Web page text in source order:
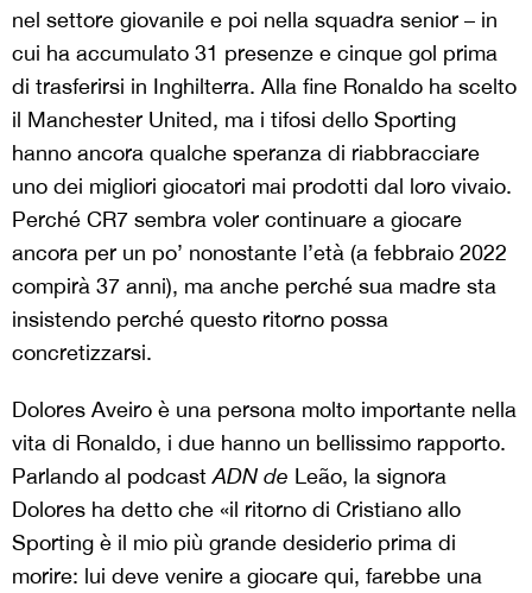
nel settore giovanile e poi nella squadra senior – in
cui ha accumulato 31 presenze e cinque gol prima
di trasferirsi in Inghilterra. Alla fine Ronaldo ha scelto
il Manchester United, ma i tifosi dello Sporting
hanno ancora qualche speranza di riabbracciare
uno dei migliori giocatori mai prodotti dal loro vivaio.
Perché CR7 sembra voler continuare a giocare
ancora per un po’ nonostante l’età (a febbraio 2022
compirà 37 anni), ma anche perché sua madre sta
insistendo perché questo ritorno possa
concretizzarsi.
Dolores Aveiro è una persona molto importante nella
vita di Ronaldo, i due hanno un bellissimo rapporto.
Parlando al podcastADN de Leão, la signora
Dolores ha detto che «il ritorno di Cristiano allo
Sporting è il mio più grande desiderio prima di
morire: lui deve venire a giocare qui, farebbe una